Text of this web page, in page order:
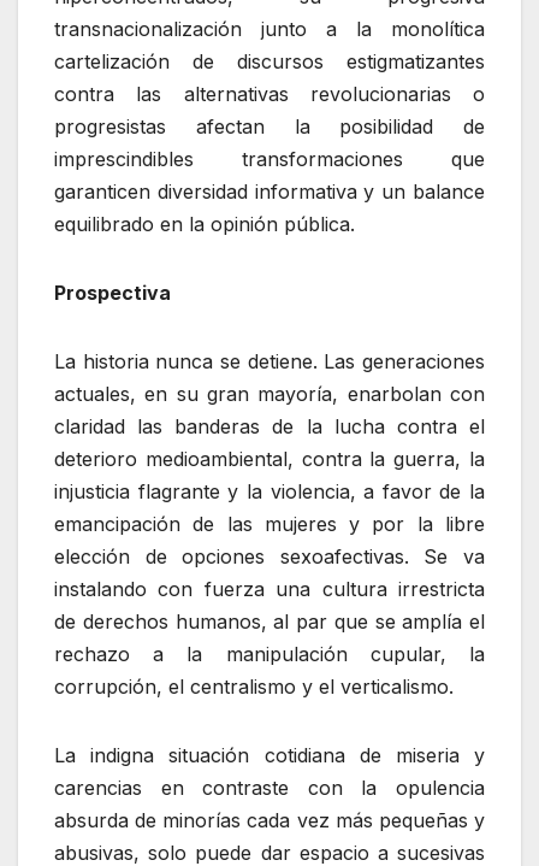
transnacionalización junto a la monolítica
cartelización de discursos estigmatizantes
contra las alternativas revolucionarias o
progresistas afectan la posibilidad de
imprescindibles transformaciones que
garanticen diversidad informativa y un balance
equilibrado en la opinión pública.
Prospectiva
La historia nunca se detiene. Las generaciones
actuales, en su gran mayoría, enarbolan con
claridad las banderas de la lucha contra el
deterioro medioambiental, contra la guerra, la
injusticia flagrante y la violencia, a favor de la
emancipación de las mujeres y por la libre
elección de opciones sexoafectivas. Se va
instalando con fuerza una cultura irrestricta
de derechos humanos, al par que se amplía el
rechazo a la manipulación cupular, la
corrupción, el centralismo y el verticalismo.
La indigna situación cotidiana de miseria y
carencias en contraste con la opulencia
absurda de minorías cada vez más pequeñas y
abusivas, solo puede dar espacio a sucesivas